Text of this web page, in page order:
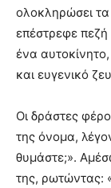
ολοκληρώσει
επέστρεφε πεζή
ένα
και ευγενικό
Οι δράστες
της όνομα,
θυμάστε;».
της, ρωτώντας: